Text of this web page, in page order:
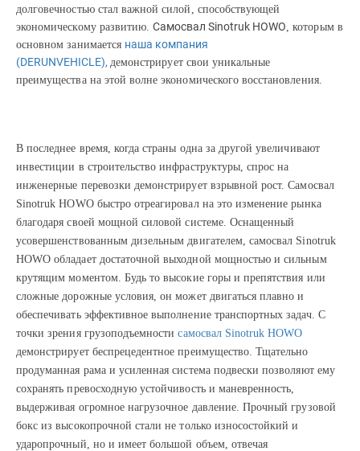
долговечностью стал важной силой, способствующей
экономическому развитию.Самосвал Sinotruk HOWO , которым в
основном занимается наша компания
(DERUNVEHICLE), демонстрирует свои уникальные
преимущества на этой волне экономического восстановления.
В последнее время, когда страны одна за другой увеличивают
инвестиции в строительство инфраструктуры, спрос на
инженерные перевозки демонстрирует взрывной рост. Самосвал
Sinotruk HOWO быстро отреагировал на это изменение рынка
благодаря своей мощной силовой системе. Оснащенный
усовершенствованным дизельным двигателем, самосвал Sinotruk
HOWO обладает достаточной выходной мощностью и сильным
крутящим моментом. Будь то высокие горы и препятствия или
сложные дорожные условия, он может двигаться плавно и
обеспечивать эффективное выполнение транспортных задач. С
точки зрения грузоподъемностисамосвал Sinotruk HOWO
демонстрирует беспрецедентное преимущество. Тщательно
продуманная рама и усиленная система подвески позволяют ему
сохранять превосходную устойчивость и маневренность,
выдерживая огромное нагрузочное давление. Прочный грузовой
бокс из высокопрочной стали не только износостойкий и
ударопрочный, но и имеет большой объем, отвечая